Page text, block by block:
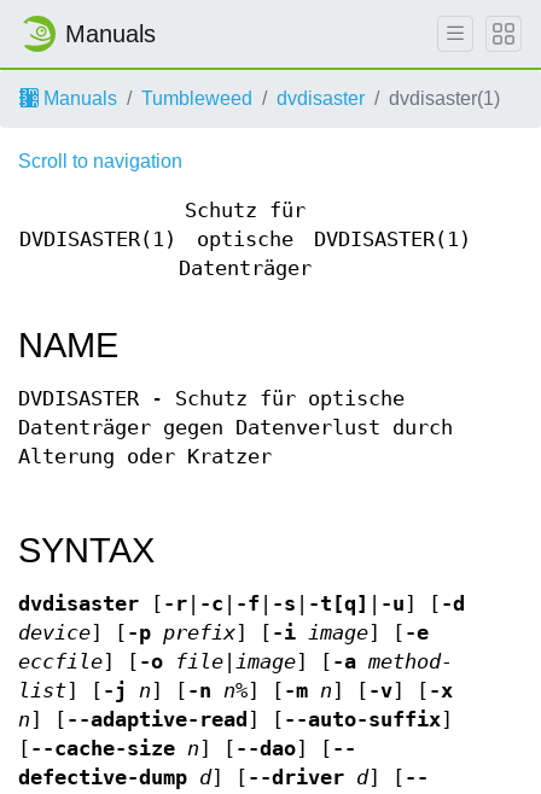
Manuals
Manuals Tumbleweed dvdisaster dvdisaster(1)
Scroll to navigation
DVDISASTER(1)
Schutz für
optische
Datenträger
DVDISASTER(1)
NAME
DVDISASTER - Schutz für optische
Datenträger gegen Datenverlust durch
Alterung oder Kratzer
SYNTAX
dvdisaster -r -c -f -s -t[q] -u
-d
device
-p prefix -i image
-e
eccfile
-o file|image -a method-
list
-j n -n n% -m n -v
-x
n
--adaptive-read --auto-suffix
--cache-size n --dao
--
defective-dump d] [ --driver d] [
--